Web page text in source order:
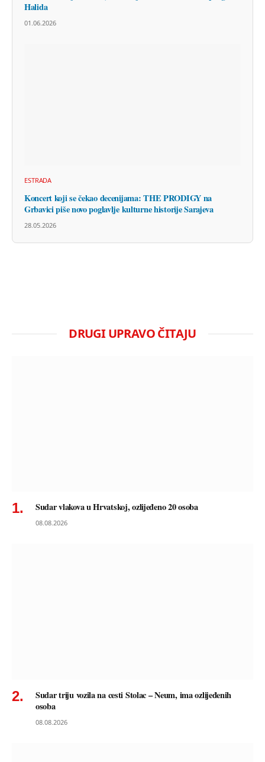
Halida
01.06.2026
ESTRADA
Koncert koji se čekao decenijama: THE PRODIGY na
Grbavici piše novo poglavlje kulturne historije Sarajeva
28.05.2026
DRUGI UPRAVO ČITAJU
Sudar vlakova u Hrvatskoj, ozlijeđeno 20 osoba
08.08.2026
Sudar triju vozila na cesti Stolac – Neum, ima ozlijeđenih
osoba
08.08.2026